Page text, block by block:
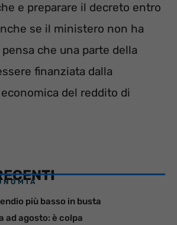
e preparare il decreto entro
se il ministero non ha
che una parte della
finanziata dalla
del reddito di
più basso in busta
ad agosto: è colpa